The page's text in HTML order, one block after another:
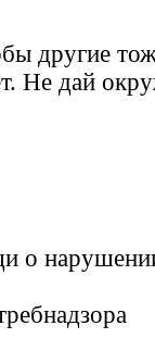
другие
Не дай
о